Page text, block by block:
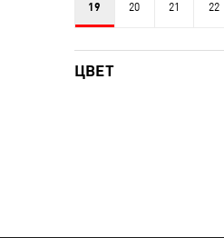
19 20 21 22
ЦВЕТ